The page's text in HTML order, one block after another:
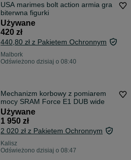
USA marimes bolt action armia gra
biterwna figurki
Używane
420 zł
440,80 zł z Pakietem Ochronnym
Malbork
Odświeżono dzisiaj o 08:40
Mechanizm korbowy z pomiarem
mocy SRAM Force E1 DUB wide
Używane
1 950 zł
2 020 zł z Pakietem Ochronnym
Kalisz
Odświeżono dzisiaj o 08:47